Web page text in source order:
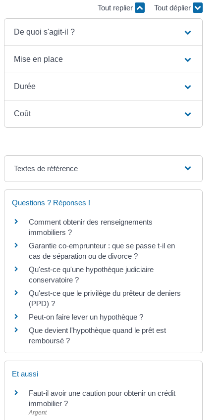
Tout replier Tout déplier
De quoi s'agit-il ?
Mise en place
Durée
Coût
Textes de référence
Questions ? Réponses !
Comment obtenir des renseignements
immobiliers ?
Garantie co-emprunteur : que se passe t-il en
cas de séparation ou de divorce ?
Qu'est-ce qu'une hypothèque judiciaire
conservatoire ?
Qu'est-ce que le privilège du prêteur de deniers
(PPD) ?
Peut-on faire lever un hypothèque ?
Que devient l'hypothèque quand le prêt est
remboursé ?
Et aussi
Faut-il avoir une caution pour obtenir un crédit
immobilier ?
Argent